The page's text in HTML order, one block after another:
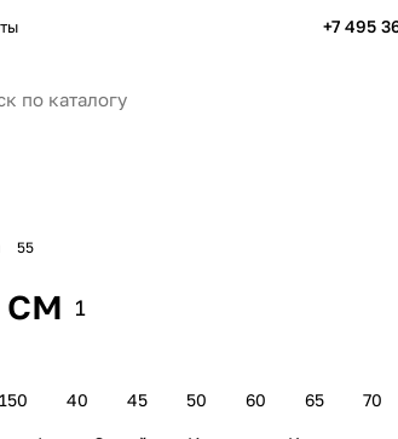
+7 495
55
1
150 40 45 50 60 65 70